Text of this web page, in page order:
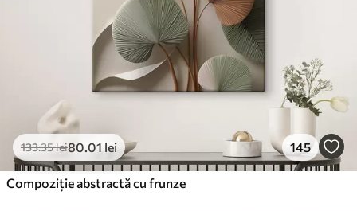
133.35lei80.01 lei 145
Compoziție abstractă cu frunze